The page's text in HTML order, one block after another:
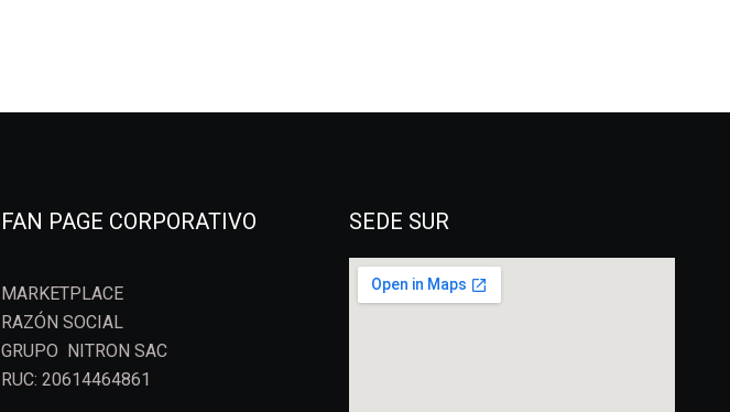
FAN PAGE CORPORATIVO
MARKETPLACE
RAZÓN SOCIAL
GRUPO NITRON SAC
RUC: 20614464861
SEDE SUR